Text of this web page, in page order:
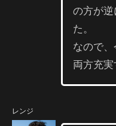
の方が逆
た。
なので
両方充実
レンジ